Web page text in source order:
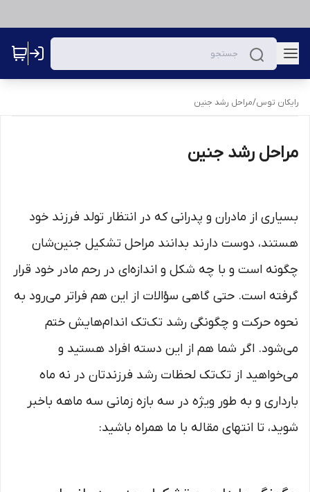
رایکان توس/مراحل رشد جنین
مراحل رشد جنین
بسیاری از مادران و پدرانی که در انتظار تولد فرزند خود
هستند، دوست دارند بدانند مراحل تشکیل جنین‌شان
چگونه است و با چه شکل و اندازه‌ای در رحم مادر خود قرار
گرفته است. حتی گاهی سؤالات از این هم فراتر می‌رود به
نحوه حرکت و چگونگی رشد تک‌تک اندام‌هایش ختم
می‌شود. اگر شما هم از این دسته افراد هستید و
می‌خواهید از تک‌تک لحظات رشد فرزندتان در نه ماه
بارداری و به طور ویژه در سه بازه زمانی سه ماهه باخبر
شوید، تا انتهای مقاله با ما همراه باشید: